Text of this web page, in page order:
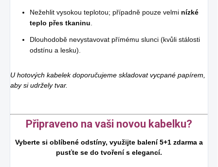
Nežehlit vysokou teplotou; případně pouze velmi nízké
teplo přes tkaninu
Dlouhodobě nevystavovat přímému slunci (kvůli stálosti
odstínu a lesku).
U hotových kabelek doporučujeme skladovat vycpané papírem,
aby si udržely tvar.
Připraveno na vaši novou kabelku?
Vyberte si oblíbené odstíny, využijte balení 5+1 zdarma a
pusťte se do tvoření s elegancí.